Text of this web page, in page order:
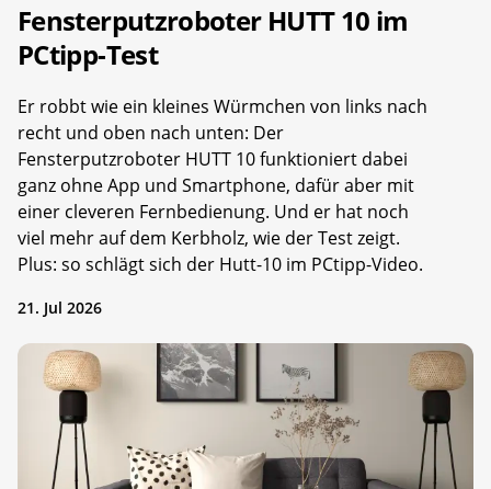
Fensterputzroboter HUTT 10 im
PCtipp-Test
Er robbt wie ein kleines Würmchen von links nach
recht und oben nach unten: Der
Fensterputzroboter HUTT 10 funktioniert dabei
ganz ohne App und Smartphone, dafür aber mit
einer cleveren Fernbedienung. Und er hat noch
viel mehr auf dem Kerbholz, wie der Test zeigt.
Plus: so schlägt sich der Hutt-10 im PCtipp-Video.
21. Jul 2026